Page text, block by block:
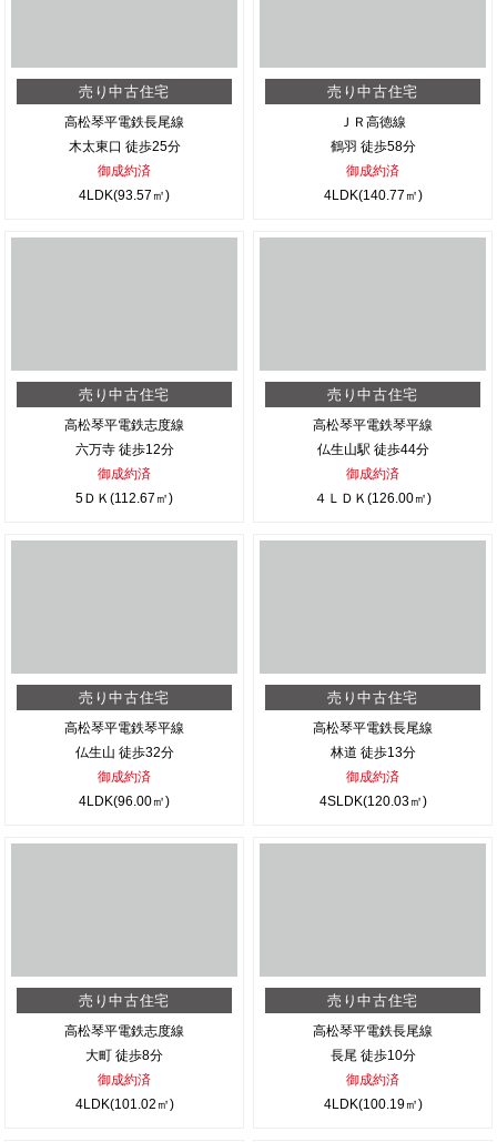
売り中古住宅
高松琴平電鉄長尾線
木太東口 徒歩25分
御成約済
4LDK(93.57㎡)
売り中古住宅
ＪＲ高徳線
鶴羽 徒歩58分
御成約済
4LDK(140.77㎡)
売り中古住宅
高松琴平電鉄志度線
六万寺 徒歩12分
御成約済
5ＤＫ(112.67㎡)
売り中古住宅
高松琴平電鉄琴平線
仏生山駅 徒歩44分
御成約済
４ＬＤＫ(126.00㎡)
売り中古住宅
高松琴平電鉄琴平線
仏生山 徒歩32分
御成約済
4LDK(96.00㎡)
売り中古住宅
高松琴平電鉄長尾線
林道 徒歩13分
御成約済
4SLDK(120.03㎡)
売り中古住宅
高松琴平電鉄志度線
大町 徒歩8分
御成約済
4LDK(101.02㎡)
売り中古住宅
高松琴平電鉄長尾線
長尾 徒歩10分
御成約済
4LDK(100.19㎡)